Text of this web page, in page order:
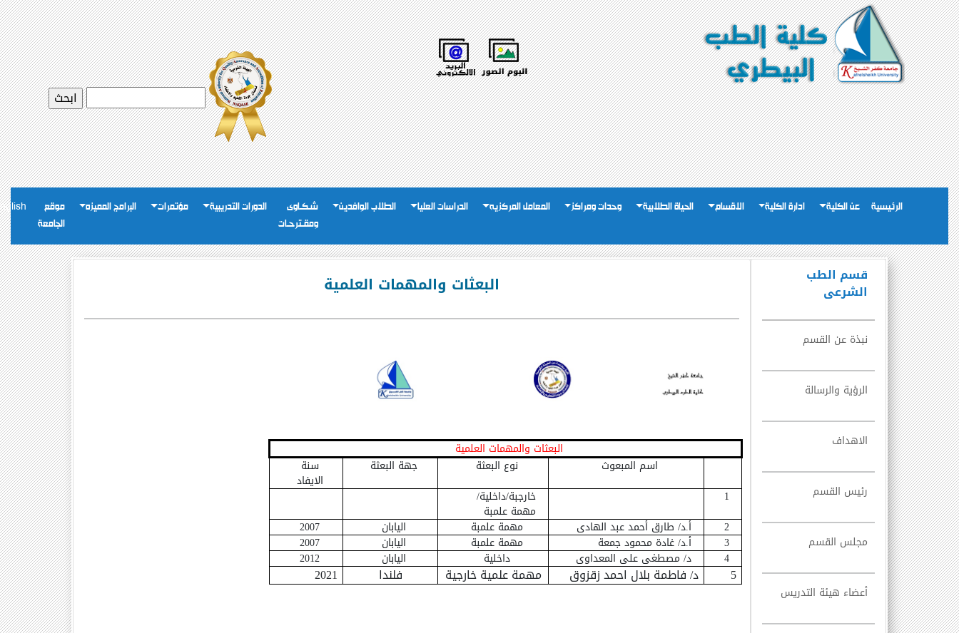
الرئيسية عن الكلية ادارة الكلية الاقسام الحياة الطلابية وحدات ومراكز المعامل المركزيه الدراسات العليا الطلاب الوافدين
شـكـاوى
ومقـترحـات
الدورات التدريبية مؤتمرات البرامج المميزه
موقع
الجامعة
قسم الطب
الشرعى
نبذة عن القسم
الرؤية والرسالة
الاهداف
رئيس القسم
مجلس القسم
أعضاء هيئة التدريس
البعثات والمهمات العلمية
البعثات والمهمات العلمية
اسم المبعوث
نوع البعثة جهة البعثة سنة
الايفاد
1
خارجبة/داخلية/
مهمة علمبة
2
أ.د/ طارق أحمد عبد الهادى مهمة علمبة اليابان
2007
3
أ.د/ غادة محمود جمعة مهمة علمبة اليابان
2007
4
د/ مصطغى على المعداوى داخلية اليابان 2012
5 د/ فاطمة بلال احمد زقزوق مهمة علمية خارجية فلندا 2021